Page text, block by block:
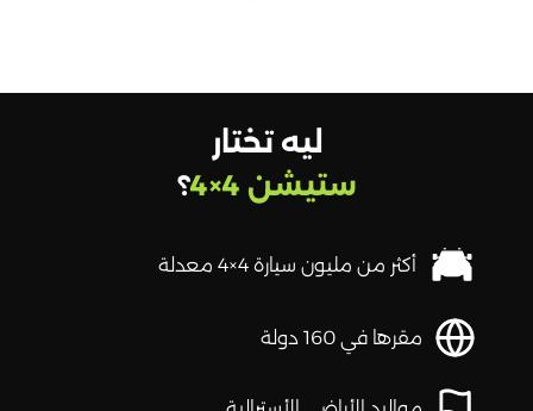
ليه تختار
ستيشن 4×4
؟
أكثر من مليون سيارة 4×4 معدلة
مقرها في 160 دولة